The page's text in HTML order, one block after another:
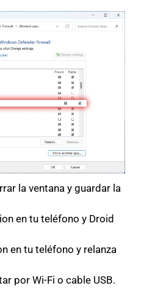
la ventana y guardar la
en tu teléfono y Droid
en tu teléfono y relanza
por Wi-Fi o cable USB.